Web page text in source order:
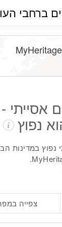
אסייתי -
נפוץ
נפוץ במדינות
צפייה